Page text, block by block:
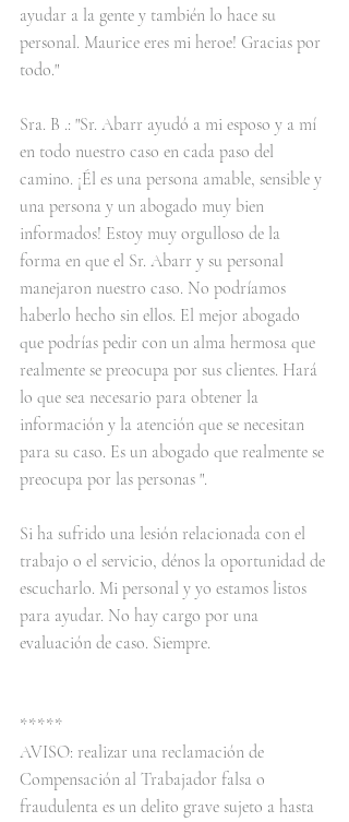
ayudar a la gente y también lo hace su
personal. Maurice eres mi heroe! Gracias por
todo."
Sra. B .: "Sr. Abarr ayudó a mi esposo y a mí
en todo nuestro caso en cada paso del
camino. ¡Él es una persona amable, sensible y
una persona y un abogado muy bien
informados! Estoy muy orgulloso de la
forma en que el Sr. Abarr y su personal
manejaron nuestro caso. No podríamos
haberlo hecho sin ellos. El mejor abogado
que podrías pedir con un alma hermosa que
realmente se preocupa por sus clientes. Hará
lo que sea necesario para obtener la
información y la atención que se necesitan
para su caso. Es un abogado que realmente se
preocupa por las personas ".
Si ha sufrido una lesión relacionada con el
trabajo o el servicio, dénos la oportunidad de
escucharlo. Mi personal y yo estamos listos
para ayudar. No hay cargo por una
evaluación de caso. Siempre.
*****
AVISO: realizar una reclamación de
Compensación al Trabajador falsa o
fraudulenta es un delito grave sujeto a hasta